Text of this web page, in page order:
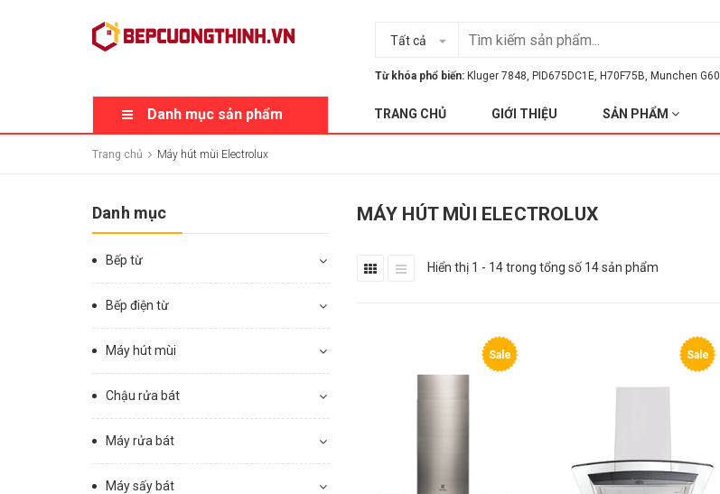
Tất cả
Từ khóa phổ biến: Kluger 7848, PID675DC1E, H70F75B, Munchen G60I
Danh mục sản phẩm TRANG CHỦ GIỚI THIỆU SẢN PHẨM
Trang chủ Máy hút mùi Electrolux
MÁY HÚT MÙI ELECTROLUX
Hiển thị 1 - 14 trong tổng số 14 sản phẩm
Sale Sale
Danh mục
Bếp từ
Bếp điện từ
Máy hút mùi
Chậu rửa bát
Máy rửa bát
Máy sấy bát